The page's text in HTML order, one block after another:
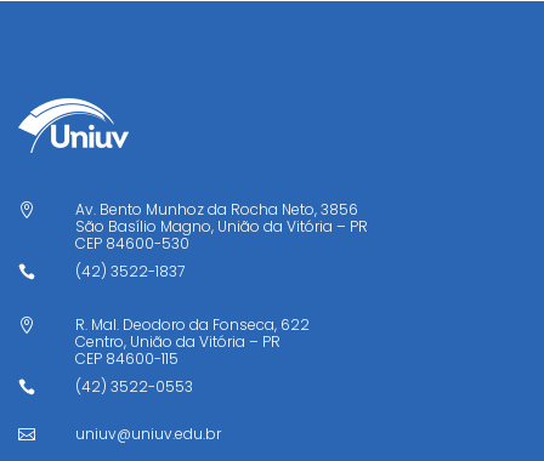

Av. Bento Munhoz da Rocha Neto, 3856
São Basílio Magno, União da Vitória – PR
CEP 84600-530
 (42) 3522-1837

R. Mal. Deodoro da Fonseca, 622
Centro, União da Vitória – PR
CEP 84600-115
 (42) 3522-0553
 uniuv@uniuv.edu.br